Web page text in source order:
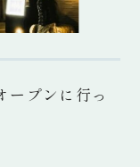
プンに行っ